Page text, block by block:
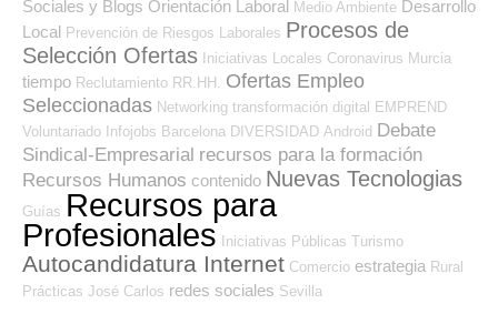
Sociales y Blogs Orientación Laboral Medio Ambiente Desarrollo
Local Prevención de Riesgos Laborales Procesos de
Selección Ofertas Iniciativas Locales Coronavirus Murcia
tiempo Reclutamiento RR.HH. Ofertas Empleo
Seleccionadas Networking transformación digital EMPREND
Voluntariado Infojobs Barcelona DIVERSIDAD Android Debate
Sindical-Empresarial recursos para la formación
Recursos Humanos contenido Nuevas Tecnologias
Guías Recursos para
Profesionales Iniciativas Públicas Turismo
Autocandidatura Internet Comercio estrategia Rural
Prácticas José Carlos redes sociales Sevilla